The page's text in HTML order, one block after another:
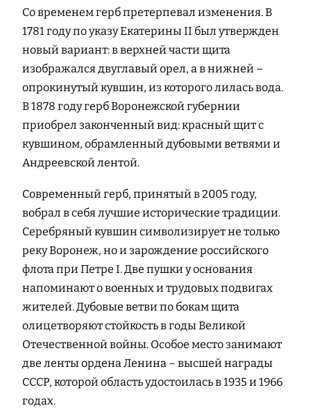
Со временем герб претерпевал изменения. В
1781 году по указу Екатерины II был утвержден
новый вариант: в верхней части щита
изображался двуглавый орел, а в нижней –
опрокинутый кувшин, из которого лилась вода.
В 1878 году герб Воронежской губернии
приобрел законченный вид: красный щит с
кувшином, обрамленный дубовыми ветвями и
Андреевской лентой.
Современный герб, принятый в 2005 году,
вобрал в себя лучшие исторические традиции.
Серебряный кувшин символизирует не только
реку Воронеж, но и зарождение российского
флота при Петре I. Две пушки у основания
напоминают о военных и трудовых подвигах
жителей. Дубовые ветви по бокам щита
олицетворяют стойкость в годы Великой
Отечественной войны. Особое место занимают
две ленты ордена Ленина – высшей награды
СССР, которой область удостоилась в 1935 и 1966
годах.